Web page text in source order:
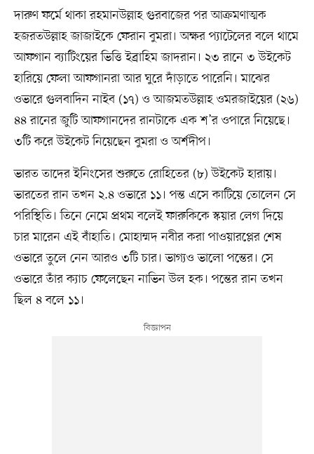
দারুণ ফর্মে থাকা রহমানউল্লাহ গুরবাজের পর আক্রমণাত্মক
হজরতউল্লাহ জাজাইকে ফেরান বুমরা। অক্ষর প্যাটেলের বলে থামে
আফগান ব্যাটিংয়ের ভিত্তি ইব্রাহিম জাদরান। ২৩ রানে ৩ উইকেট
হারিয়ে ফেলা আফগানরা আর ঘুরে দাঁড়াতে পারেনি। মাঝের
ওভারে গুলবাদিন নাইব (১৭) ও আজমতউল্লাহ ওমরজাইয়ের (২৬)
৪৪ রানের জুটি আফগানদের রানটাকে এক শ’র ওপারে নিয়েছে।
৩টি করে উইকেট নিয়েছেন বুমরা ও অর্শদীপ।
ভারত তাদের ইনিংসের শুরুতে রোহিতের (৮) উইকেট হারায়।
ভারতের রান তখন ২.৪ ওভারে ১১। পন্ত এসে কাটিয়ে তোলেন সে
পরিস্থিতি। তিনে নেমে প্রথম বলেই ফারুকিকে স্কয়ার লেগ দিয়ে
চার মারেন এই বাঁহাতি। মোহাম্মদ নবীর করা পাওয়ারপ্লের শেষ
ওভারে তুলে নেন আরও ৩টি চার। ভাগ্যও ভালো পন্তের। সে
ওভারে তাঁর ক্যাচ ফেলেছেন নাভিন উল হক। পন্তের রান তখন
ছিল ৪ বলে ১১।